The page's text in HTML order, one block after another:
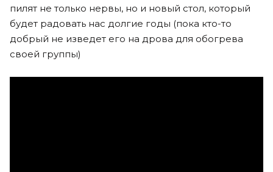
пилят не только нервы, но и новый стол, который
будет радовать нас долгие годы (пока кто-то
добрый не изведет его на дрова для обогрева
своей группы)